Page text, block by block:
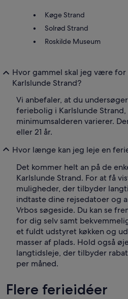
Køge Strand
Solrød Strand
Roskilde Museum
Hvor gammel skal jeg være
Karlslunde Strand?
Vi anbefaler, at du
feriebolig i Karlslunde
minimumsalderen varierer.
eller 21 år.
Hvor længe kan jeg leje en
Det kommer helt an på de
Karlslunde Strand. For at få
muligheder, der tilbyder
indtaste dine rejsedatoer og
Vrbos søgeside. Du kan se
for dig selv samt
et fuldt udstyret køkken og
masser af plads. Hold også
langtidsleje, der tilbyder
per måned.
Flere ferieidéer